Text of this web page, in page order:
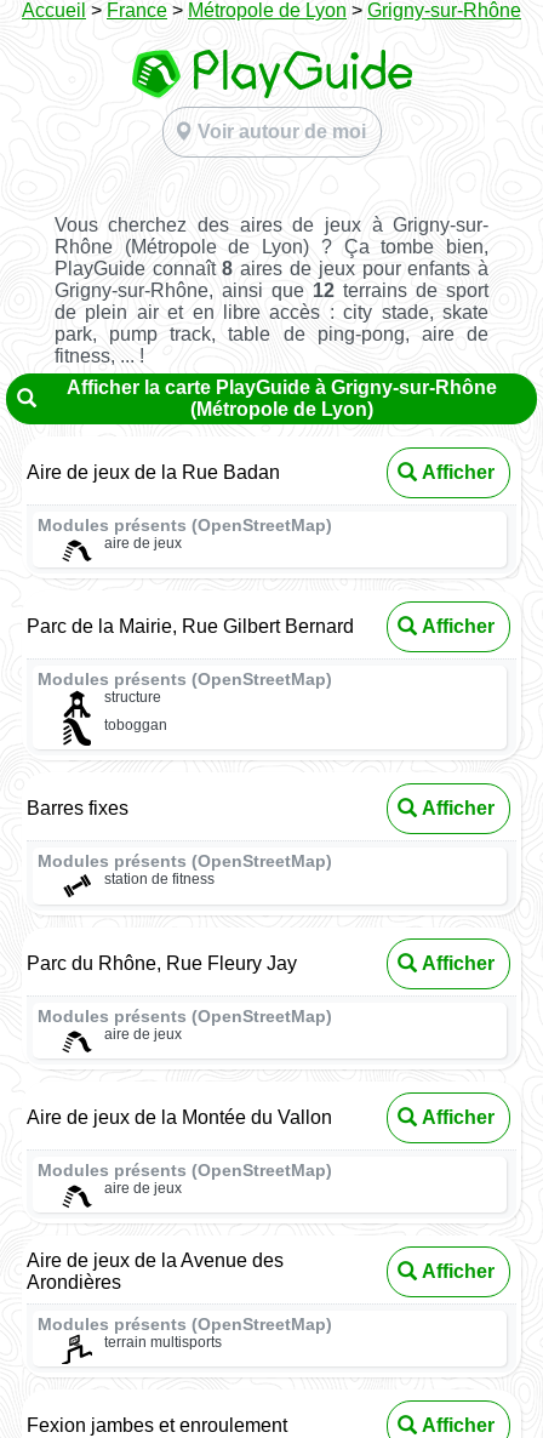
Accueil > France > Métropole de Lyon > Grigny-sur-Rhône
Voir autour de moi
Vous cherchez des aires de jeux à Grigny-sur-
Rhône (Métropole de Lyon) ? Ça tombe bien,
PlayGuide connaît8 aires de jeux pour enfants à
Grigny-sur-Rhône, ainsi que 12 terrains de sport
de plein air et en libre accès : city stade, skate
park, pump track, table de ping-pong, aire de
fitness, ... !
Afficher la carte PlayGuide à Grigny-sur-Rhône
(Métropole de Lyon)
Aire de jeux de la Rue Badan Afficher
Modules présents (OpenStreetMap)
aire de jeux
Parc de la Mairie, Rue Gilbert Bernard Afficher
Modules présents (OpenStreetMap)
structure
toboggan
Barres fixes Afficher
Modules présents (OpenStreetMap)
station de fitness
Parc du Rhône, Rue Fleury Jay Afficher
Modules présents (OpenStreetMap)
aire de jeux
Aire de jeux de la Montée du Vallon Afficher
Modules présents (OpenStreetMap)
aire de jeux
Aire de jeux de la Avenue des
Arondières
Afficher
Modules présents (OpenStreetMap)
terrain multisports
Fexion jambes et enroulement Afficher